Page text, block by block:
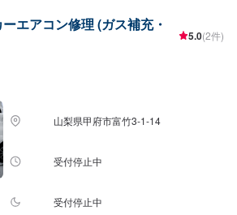
エアコン修理 (ガス補充・
5.0(2件)
山梨県甲府市富竹3-1-14
受付停止中
受付停止中